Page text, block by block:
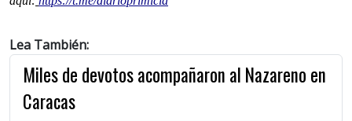
Lea También:
Miles de devotos acompañaron al Nazareno en
Caracas